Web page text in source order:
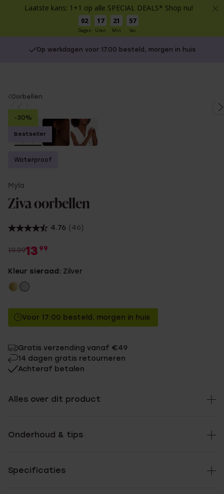
Laatste kans: 1+1 op alle SPECIAL DEALS* Shop nu!
02
Dagen
17
Uren
21
Min
56
Sec
Op werkdagen voor 17.00 besteld, morgen in huis
You
are
here:
Oorbellen
-30%
Bestseller
Waterproof
Myla
Ziva oorbellen
4.76 (46)
19.9913 99
Kleur sieraad: Zilver
Voor 17:00 besteld, morgen in huis
Gratis verzending vanaf €49
14 dagen gratis retourneren
Achteraf betalen
Alles over dit product
Onderhoud & tips
Specificaties